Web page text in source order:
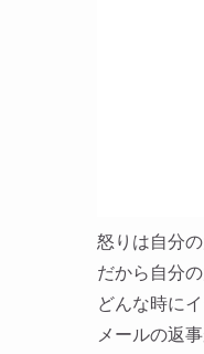
怒りは自分
だから自分
どんな時に
メールの返